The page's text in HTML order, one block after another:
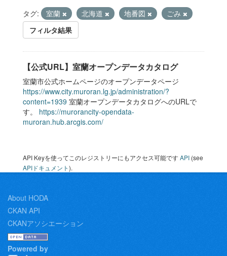
タグ: 室蘭 北海道 地番図
ごみ
フィルタ結果
【公式URL】室蘭オープンデータカタログ
室蘭市公式ホームページのオープンデータページ
https://www.city.muroran.lg.jp/administration/?
content=1939 室蘭オープンデータカタログへのURLで
す。 https://murorancity-opendata-
muroran.hub.arcgis.com/
API Keyを使ってこのレジストリーにもアクセス可能ですAPI (see
APIドキュメント).
About HODA
CKAN API
CKANアソシエーション
Powered by